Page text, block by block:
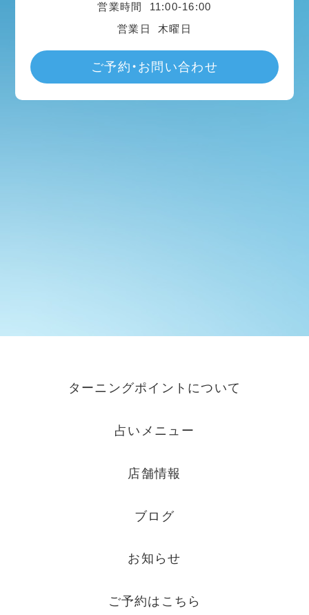
営業時間
11:00-16:00
営業日
木曜日
ご予約・お問い合わせ
ターニングポイントについて
占いメニュー
店舗情報
ブログ
お知らせ
ご予約はこちら